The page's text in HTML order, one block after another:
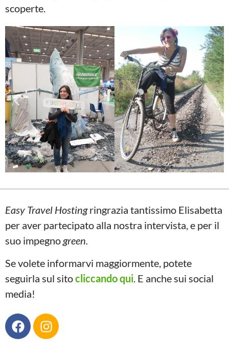
scoperte.
Easy Travel Hostingringrazia tantissimo Elisabetta
per aver partecipato alla nostra intervista, e per il
suo impegno green.
Se volete informarvi maggiormente, potete
seguirla sul sitocliccando qui. E anche sui social
media!